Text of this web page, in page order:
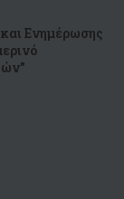
Ενημέρωσης